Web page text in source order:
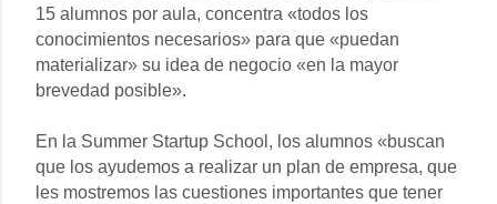
15 alumnos por aula, concentra «todos los
conocimientos necesarios» para que «puedan
materializar» su idea de negocio «en la mayor
brevedad posible».
En la Summer Startup School, los alumnos «buscan
que los ayudemos a realizar un plan de empresa, que
les mostremos las cuestiones importantes que tener